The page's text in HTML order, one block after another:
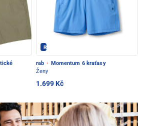
Rab - PEC POD SNĚŽKOU
rab · Momentum 6 kraťasy
Ženy
1.699 Kč